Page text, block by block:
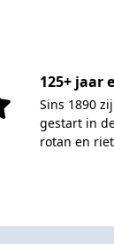
125+ jaar
Sins 1890
gestart in
rotan en